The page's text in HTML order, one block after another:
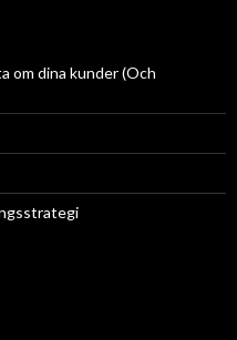
om dina kunder (Och